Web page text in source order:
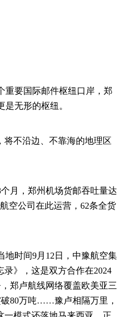
要国际邮件枢纽口岸，郑
无形的枢纽。
不沿边、不靠海的地理区
月，郑州机场货邮吞吐量达
空公司在此运营，62条全货
时间9月12日，中豫航空集
录》，这是双方合作在2024
郑卢航线网络覆盖欧美亚三
破80万吨……豫卢相隔万里，